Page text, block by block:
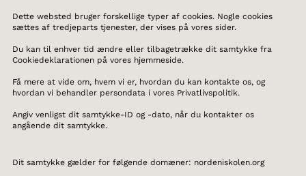
Dette websted bruger forskellige typer af cookies. Nogle cookies
sættes af tredjeparts tjenester, der vises på vores sider.
Du kan til enhver tid ændre eller tilbagetrække dit samtykke fra
Cookiedeklarationen på vores hjemmeside.
Få mere at vide om, hvem vi er, hvordan du kan kontakte os, og
hvordan vi behandler persondata i vores Privatlivspolitik.
Angiv venligst dit samtykke-ID og -dato, når du kontakter os
angående dit samtykke.
Dit samtykke gælder for følgende domæner: nordeniskolen.org